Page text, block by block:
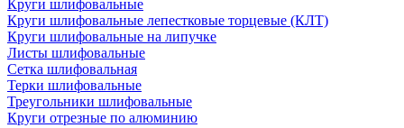
Круги шлифовальные
Круги шлифовальные лепестковые торцевые (КЛТ)
Круги шлифовальные на липучке
Листы шлифовальные
Сетка шлифовальная
Терки шлифовальные
Треугольники шлифовальные
Круги отрезные по алюминию